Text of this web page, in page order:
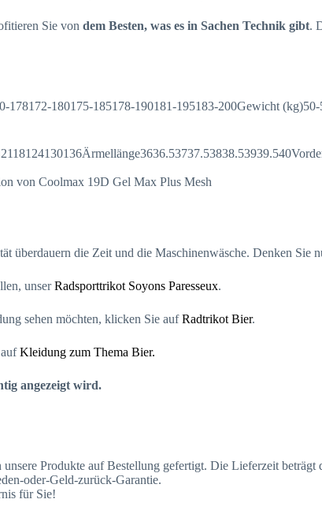
Sie von dem Besten, was es in Sachen Technik gibt.
180175-185178-190181-195183-200Gewicht (kg)50-
von Coolmax 19D Gel Max Plus Mesh
überdauern die Zeit und die Maschinenwäsche. Denken Sie
unserRadsporttrikot Soyons Paresseux.
sehen möchten, klicken Sie aufRadtrikot Bier.
Kleidung zum Thema Bier.
angezeigt wird.
Produkte auf Bestellung gefertigt. Die Lieferzeit
oder-Geld-zurück-Garantie.
für Sie!